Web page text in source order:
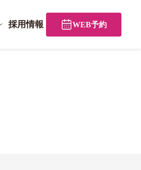
採用情報 WEB予約